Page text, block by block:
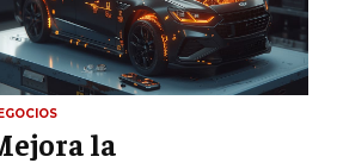
Y CONTABILIDAD
DE RECURSOS FINANCIEROS
Y MERCADOS FINANCIEROS
la